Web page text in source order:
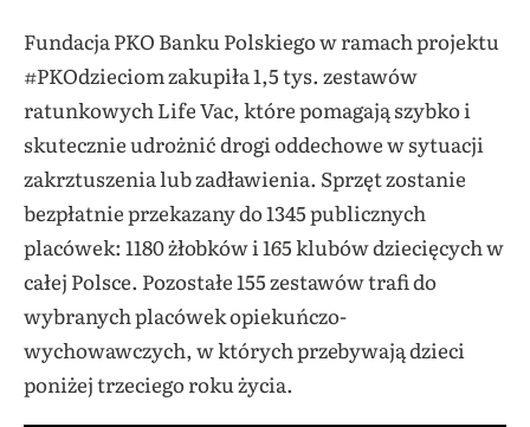
Fundacja PKO Banku Polskiego w ramach projektu
#PKOdzieciom zakupiła 1,5 tys. zestawów
ratunkowych Life Vac, które pomagają szybko i
skutecznie udrożnić drogi oddechowe w sytuacji
zakrztuszenia lub zadławienia. Sprzęt zostanie
bezpłatnie przekazany do 1345 publicznych
placówek: 1180 żłobków i 165 klubów dziecięcych w
całej Polsce. Pozostałe 155 zestawów trafi do
wybranych placówek opiekuńczo-
wychowawczych, w których przebywają dzieci
poniżej trzeciego roku życia.